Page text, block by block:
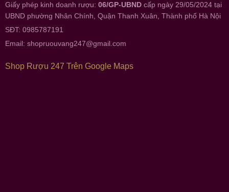
Giấy phép kinh doanh rượu: 06/GP-UBND cấp ngày 29/05/2024 tại
UBND phường Nhân Chính, Quận Thanh Xuân, Thành phố Hà Nội
SĐT: 0985787191
Email: shopruouvang247@gmail.com
Shop Rượu 247 Trên Google Maps